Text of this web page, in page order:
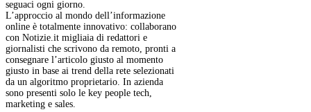
seguaci ogni giorno.
L’approccio al mondo dell’informazione
online è totalmente innovativo: collaborano
con Notizie.it migliaia di redattori e
giornalisti che scrivono da remoto, pronti a
consegnare l’articolo giusto al momento
giusto in base ai trend della rete selezionati
da un algoritmo proprietario. In azienda
sono presenti solo le key people tech,
marketing e sales.